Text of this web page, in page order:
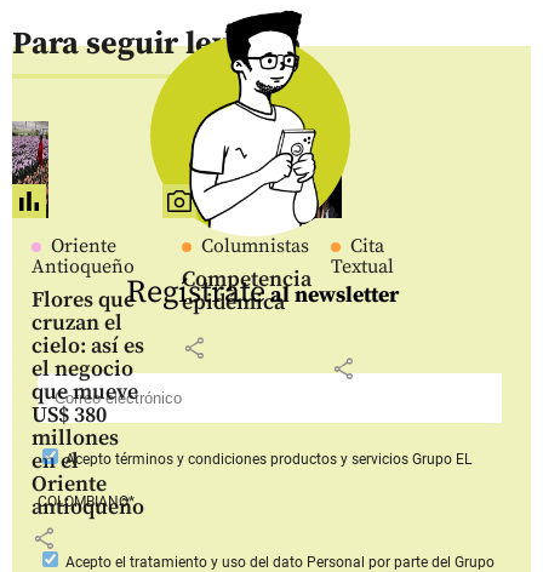
Para seguir leyendo
Oriente
Antioqueño
Flores que
cruzan el
cielo: así es
el negocio
que mueve
US$ 380
millones
en el
Oriente
antioqueño
share
Columnistas
Competencia
epidémica
share
Cita
Textual
share
Regístrateal newsletter
Aceptotérminos y condiciones productos y serviciosGrupo EL
COLOMBIANO*
Acepto el tratamiento y uso del dato Personal por parte del Grupo